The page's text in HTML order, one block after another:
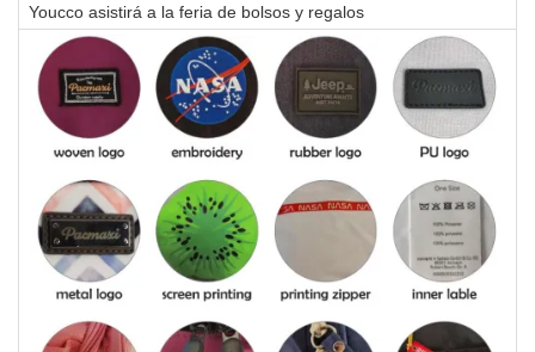
Youcco asistirá a la feria de bolsos y regalos